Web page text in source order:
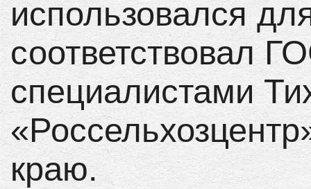
использовался
соответствовал
специалистами
краю.